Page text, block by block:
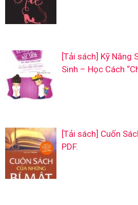
[Tải sách] Kỹ Năng
Sinh – Học Cách
[Tải sách] Cuốn
PDF.